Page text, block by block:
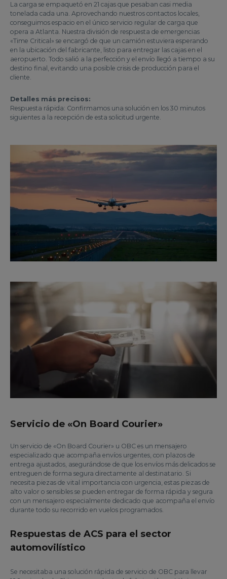
La carga se empaquetó en 21 cajas que pesaban casi media
tonelada cada una. Aprovechando nuestros contactos locales,
conseguimos espacio en el único servicio regular de carga que
opera a Atlanta. Nuestra división de respuesta de emergencias
«Time Critical» se encargó de que un camión estuviera esperando
en la ubicación del fabricante, listo para entregar las cajas en el
aeropuerto. Todo salió a la perfección y el envío llegó a tiempo a su
destino final, evitando una posible crisis de producción para el
cliente.
Detalles más precisos:
Respuesta rápida: Confirmamos una solución en los 30 minutos
siguientes a la recepción de esta solicitud urgente.
Servicio de «On Board Courier»
Un servicio de «On Board Courier» u OBC es un mensajero
especializado que acompaña envíos urgentes, con plazos de
entrega ajustados, asegurándose de que los envíos más delicados se
entreguen de forma segura directamente al destinatario. Si
necesita piezas de vital importancia con urgencia, estas piezas de
alto valor o sensibles se pueden entregar de forma rápida y segura
con un mensajero especialmente dedicado que acompaña el envío
durante todo su recorrido en vuelos programados.
Respuestas de ACS para el sector
automovilístico
Se necesitaba una solución rápida de servicio de OBC para llevar